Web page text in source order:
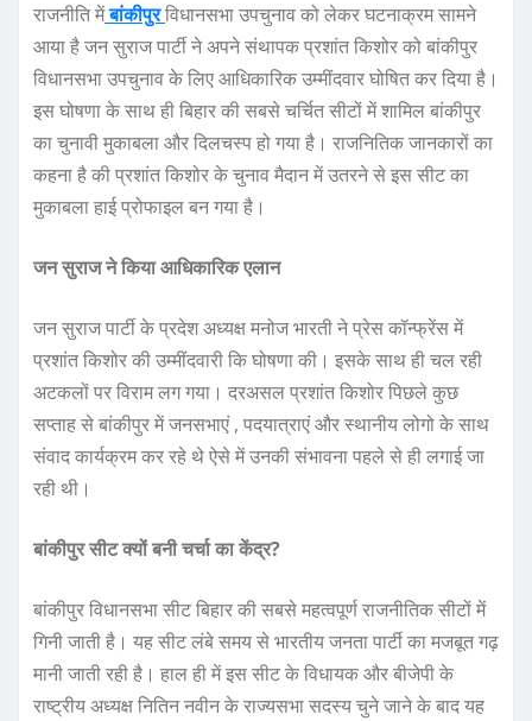
राजनीति मेंबांकीपुरविधानसभा उपचुनाव को लेकर घटनाक्रम सामने
आया है जन सुराज पार्टी ने अपने संथापक प्रशांत किशोर को बांकीपुर
विधानसभा उपचुनाव के लिए आधिकारिक उम्मींदवार घोषित कर दिया है।
इस घोषणा के साथ ही बिहार की सबसे चर्चित सीटों में शामिल बांकीपुर
का चुनावी मुकाबला और दिलचस्प हो गया है। राजनितिक जानकारों का
कहना है की प्रशांत किशोर के चुनाव मैदान में उतरने से इस सीट का
मुकाबला हाई प्रोफाइल बन गया है।
जन सुराज ने किया आधिकारिक एलान
जन सुराज पार्टी के प्रदेश अध्यक्ष मनोज भारती ने प्रेस कॉन्फ्रेंस में
प्रशांत किशोर की उम्मींदवारी कि घोषणा की। इसके साथ ही चल रही
अटकलों पर विराम लग गया। दरअसल प्रशांत किशोर पिछले कुछ
सप्ताह से बांकीपुर में जनसभाएं , पदयात्राएं और स्थानीय लोगो के साथ
संवाद कार्यक्रम कर रहे थे ऐसे में उनकी संभावना पहले से ही लगाई जा
रही थी।
बांकीपुर सीट क्यों बनी चर्चा का केंद्र?
बांकीपुर विधानसभा सीट बिहार की सबसे महत्वपूर्ण राजनीतिक सीटों में
गिनी जाती है। यह सीट लंबे समय से भारतीय जनता पार्टी का मजबूत गढ़
मानी जाती रही है। हाल ही में इस सीट के विधायक और बीजेपी के
राष्ट्रीय अध्यक्ष नितिन नवीन के राज्यसभा सदस्य चुने जाने के बाद यह